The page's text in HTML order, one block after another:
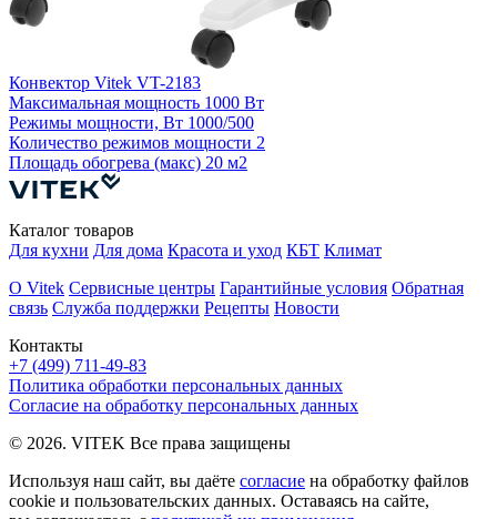
Конвектор Vitek VT-2183
Максимальная мощность 1000 Вт
Режимы мощности, Вт 1000/500
Количество режимов мощности 2
Площадь обогрева (макс) 20 м2
Контакты
+7 (499) 711-49-83
Каталог товаров
Для кухни Для дома Красота и уход КБТ Климат
О Vitek Сервисные центры Гарантийные условия Обратная
связь Служба поддержки Рецепты Новости
Политика обработки персональных данных
Согласие на обработку персональных данных
© 2026. VITEK Все права защищены
Используя наш сайт, вы даёте согласие на обработку файлов
cookie и пользовательских данных. Оставаясь на сайте,